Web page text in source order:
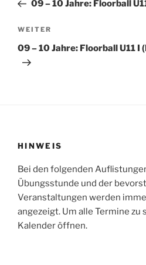
09 – 10 Jahre: Floorball
Nächster
Beitrag
WEITER
09 – 10 Jahre: Floorball U11 I
HINWEIS
Bei den folgenden
Übungsstunde und der
Veranstaltungen werden
angezeigt. Um alle Termine zu
Kalender öffnen.